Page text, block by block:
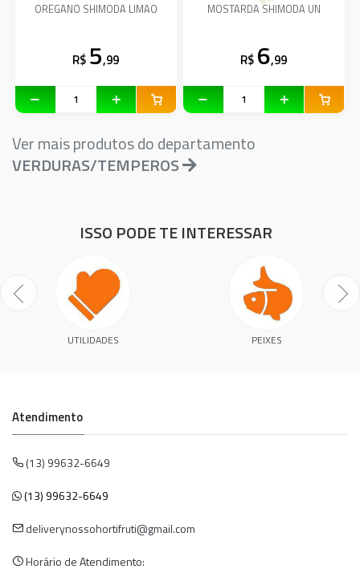
OREGANO SHIMODA LIMAO
R$ 5,99
MOSTARDA SHIMODA UN
R$ 6,99
Ver mais produtos do departamento
VERDURAS/TEMPEROS
ISSO PODE TE INTERESSAR
UTILIDADES PEIXES
Atendimento
(13) 99632-6649
(13) 99632-6649
deliverynossohortifruti@gmail.com
Horário de Atendimento: